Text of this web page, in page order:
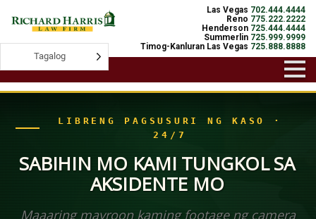
Las Vegas 702.444.4444
Reno 775.222.2222
Henderson 725.444.4444
Summerlin 725.999.9999
Timog-Kanluran Las Vegas 725.888.8888
LIBRENG PAGSUSURI NG KASO ·
24/7
SABIHIN MO KAMI TUNGKOL SA
AKSIDENTE MO
Maaaring mayroon kaming footage ng camera
Tagalog
Tagalog